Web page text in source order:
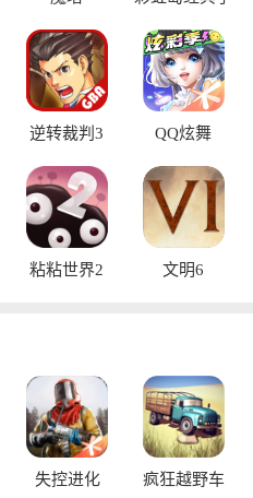
逆转裁判3 QQ炫舞
粘粘世界2 文明6
失控进化 疯狂越野车